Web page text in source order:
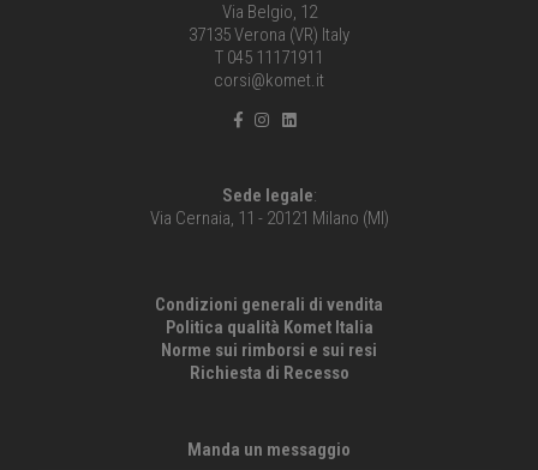
Via Belgio, 12
37135 Verona (VR) Italy
T 045 11171911
corsi@komet.it
Sede legale:
Via Cernaia, 11 - 20121 Milano (MI)
Condizioni generali di vendita
Politica qualità Komet Italia
Norme sui rimborsi e sui resi
Richiesta di Recesso
Manda un messaggio